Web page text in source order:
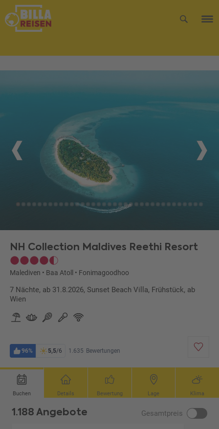
NH Collection Maldives Reethi Resort
Malediven • Baa Atoll • Fonimagoodhoo
7 Nächte, ab 31.8.2026, Sunset Beach Villa, Frühstück, ab
Wien
96% 5,5/6 1.635 Bewertungen
Buchen Details Bewertung Lage Klima
1.188 Angebote Gesamtpreis